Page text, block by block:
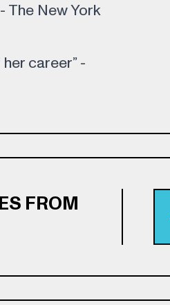
The New York
career” -
FROM